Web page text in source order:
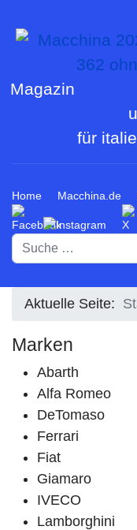
Magazin
für
Home Macchina.de
Suchen
Aktuelle Seite:
Marken
Abarth
Alfa Romeo
DeTomaso
Ferrari
Fiat
Giamaro
IVECO
Lamborghini